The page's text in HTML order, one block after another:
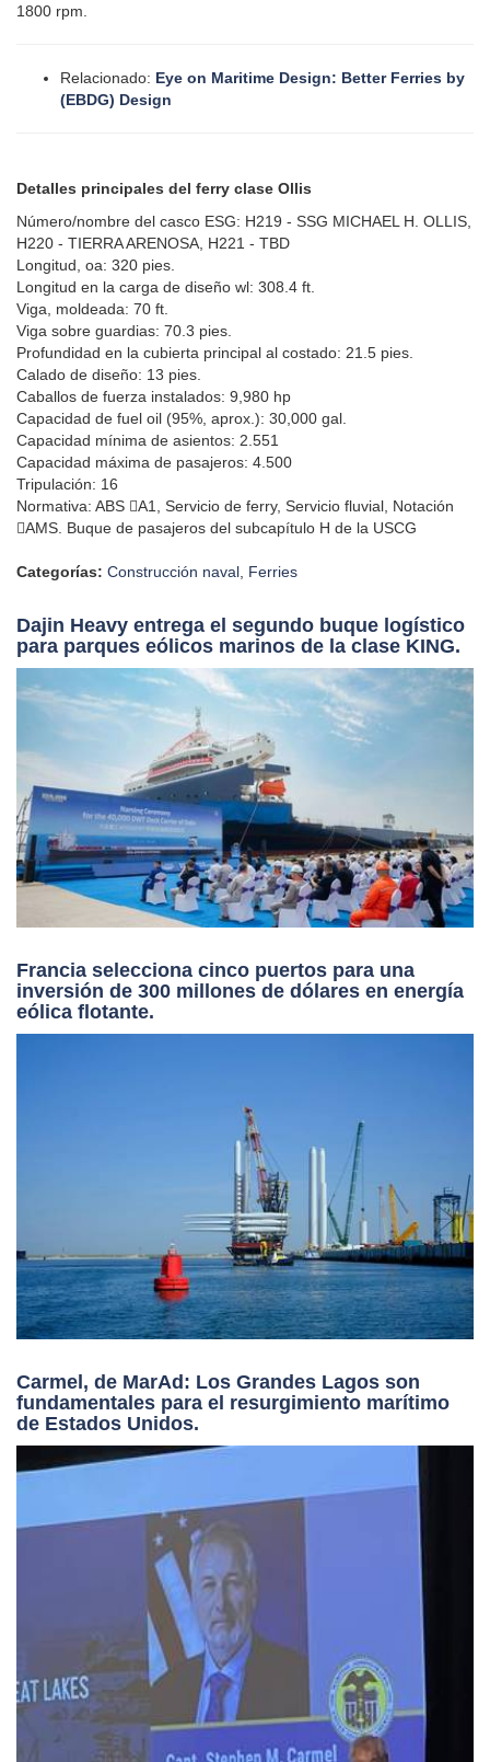
1800 rpm.
Relacionado: Eye on Maritime Design: Better Ferries by
(EBDG) Design
Detalles principales del ferry clase Ollis
Número/nombre del casco ESG: H219 - SSG MICHAEL H. OLLIS,
H220 - TIERRA ARENOSA, H221 - TBD
Longitud, oa: 320 pies.
Longitud en la carga de diseño wl: 308.4 ft.
Viga, moldeada: 70 ft.
Viga sobre guardias: 70.3 pies.
Profundidad en la cubierta principal al costado: 21.5 pies.
Calado de diseño: 13 pies.
Caballos de fuerza instalados: 9,980 hp
Capacidad de fuel oil (95%, aprox.): 30,000 gal.
Capacidad mínima de asientos: 2.551
Capacidad máxima de pasajeros: 4.500
Tripulación: 16
Normativa: ABS A1, Servicio de ferry, Servicio fluvial, Notación
AMS. Buque de pasajeros del subcapítulo H de la USCG
Categorías: Construcción naval, Ferries
Dajin Heavy entrega el segundo buque logístico
para parques eólicos marinos de la clase KING.
Francia selecciona cinco puertos para una
inversión de 300 millones de dólares en energía
eólica flotante.
Carmel, de MarAd: Los Grandes Lagos son
fundamentales para el resurgimiento marítimo
de Estados Unidos.